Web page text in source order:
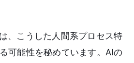
、こうした人間系プロセス特
可能性を秘めています。AIの